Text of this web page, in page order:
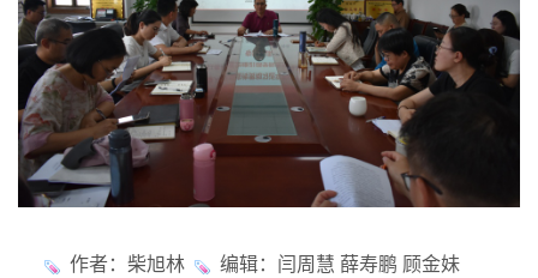
作者：柴旭林
编辑：闫周慧 薛寿鹏 顾金妹